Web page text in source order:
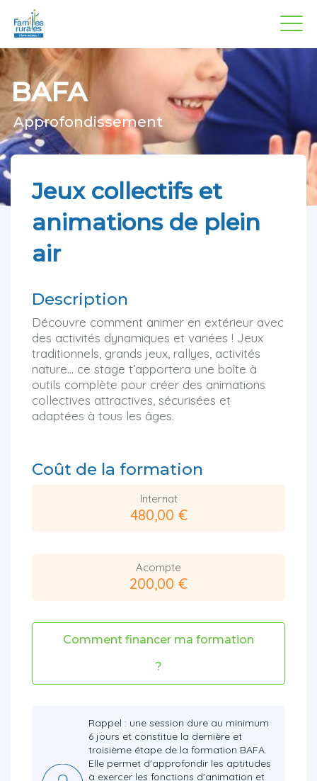
contenu
principal
BAFA
Approfondissement
Jeux collectifs et
animations de plein
air
Description
Découvre comment animer en extérieur avec
des activités dynamiques et variées ! Jeux
traditionnels, grands jeux, rallyes, activités
nature… ce stage t’apportera une boîte à
outils complète pour créer des animations
collectives attractives, sécurisées et
adaptées à tous les âges.
Coût de la formation
Internat
480,00 €
Acompte
200,00 €
Comment financer ma formation
?
Rappel : une session dure au minimum
6 jours et constitue la dernière et
troisième étape de la formation BAFA.
Elle permet d'approfondir les aptitudes
à exercer les fonctions d'animation et
Panneau de gestion des cookies